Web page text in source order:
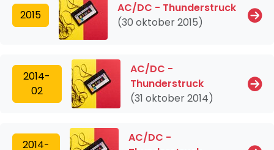
2015
AC/DC - Thunderstruck
(30 oktober 2015)
2014-
02
AC/DC -
Thunderstruck
(31 oktober 2014)
2014-
AC/DC -